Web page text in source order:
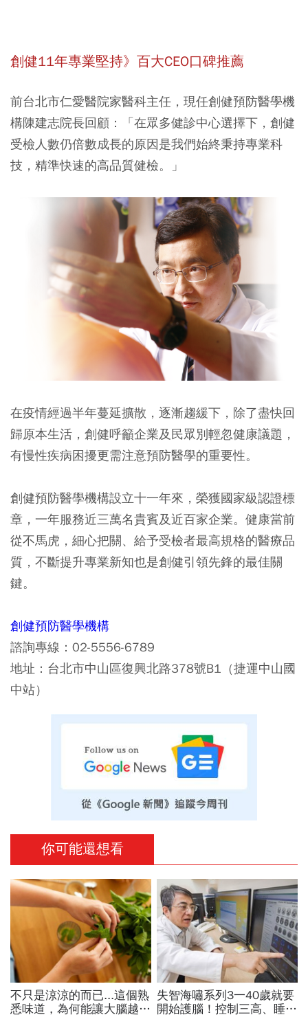
創健11年專業堅持》百大CEO口碑推薦
前台北市仁愛醫院家醫科主任，現任創健預防醫學機
構陳建志院長回顧：「在眾多健診中心選擇下，創健
受檢人數仍倍數成長的原因是我們始終秉持專業科
技，精準快速的高品質健檢。」
在疫情經過半年蔓延擴散，逐漸趨緩下，除了盡快回
歸原本生活，創健呼籲企業及民眾別輕忽健康議題，
有慢性疾病困擾更需注意預防醫學的重要性。
創健預防醫學機構設立十一年來，榮獲國家級認證標
章，一年服務近三萬名貴賓及近百家企業。健康當前
從不馬虎，細心把關、給予受檢者最高規格的醫療品
質，不斷提升專業新知也是創健引領先鋒的最佳關
鍵。
創健預防醫學機構
諮詢專線：02-5556-6789
地址：台北市中山區復興北路378號B1（捷運中山國
中站）
你可能還想看
不只是涼涼的而已...這個熟
悉味道，為何能讓大腦越聞
失智海嘯系列3一40歲就要
開始護腦！控制三高、睡眠